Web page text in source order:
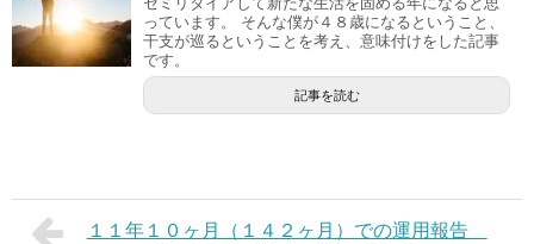
っています。 そんな僕が４８歳になるということ、
干支が巡るということを考え、意味付けをした記事
です。
記事を読む
１１年１０ヶ月（１４２ヶ月）での運用報告